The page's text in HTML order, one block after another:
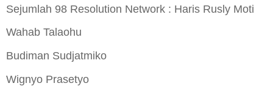
Sejumlah 98 Resolution Network : Haris Rusly Moti
Wahab Talaohu
Budiman Sudjatmiko
Wignyo Prasetyo